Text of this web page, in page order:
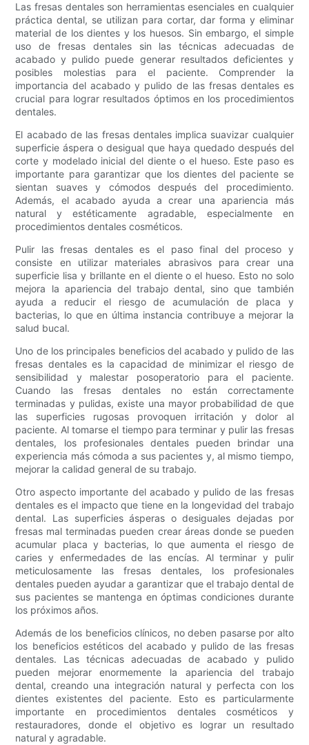
Las fresas dentales son herramientas esenciales en cualquier
práctica dental, se utilizan para cortar, dar forma y eliminar
material de los dientes y los huesos. Sin embargo, el simple
uso de fresas dentales sin las técnicas adecuadas de
acabado y pulido puede generar resultados deficientes y
posibles molestias para el paciente. Comprender la
importancia del acabado y pulido de las fresas dentales es
crucial para lograr resultados óptimos en los procedimientos
dentales.
El acabado de las fresas dentales implica suavizar cualquier
superficie áspera o desigual que haya quedado después del
corte y modelado inicial del diente o el hueso. Este paso es
importante para garantizar que los dientes del paciente se
sientan suaves y cómodos después del procedimiento.
Además, el acabado ayuda a crear una apariencia más
natural y estéticamente agradable, especialmente en
procedimientos dentales cosméticos.
Pulir las fresas dentales es el paso final del proceso y
consiste en utilizar materiales abrasivos para crear una
superficie lisa y brillante en el diente o el hueso. Esto no solo
mejora la apariencia del trabajo dental, sino que también
ayuda a reducir el riesgo de acumulación de placa y
bacterias, lo que en última instancia contribuye a mejorar la
salud bucal.
Uno de los principales beneficios del acabado y pulido de las
fresas dentales es la capacidad de minimizar el riesgo de
sensibilidad y malestar posoperatorio para el paciente.
Cuando las fresas dentales no están correctamente
terminadas y pulidas, existe una mayor probabilidad de que
las superficies rugosas provoquen irritación y dolor al
paciente. Al tomarse el tiempo para terminar y pulir las fresas
dentales, los profesionales dentales pueden brindar una
experiencia más cómoda a sus pacientes y, al mismo tiempo,
mejorar la calidad general de su trabajo.
Otro aspecto importante del acabado y pulido de las fresas
dentales es el impacto que tiene en la longevidad del trabajo
dental. Las superficies ásperas o desiguales dejadas por
fresas mal terminadas pueden crear áreas donde se pueden
acumular placa y bacterias, lo que aumenta el riesgo de
caries y enfermedades de las encías. Al terminar y pulir
meticulosamente las fresas dentales, los profesionales
dentales pueden ayudar a garantizar que el trabajo dental de
sus pacientes se mantenga en óptimas condiciones durante
los próximos años.
Además de los beneficios clínicos, no deben pasarse por alto
los beneficios estéticos del acabado y pulido de las fresas
dentales. Las técnicas adecuadas de acabado y pulido
pueden mejorar enormemente la apariencia del trabajo
dental, creando una integración natural y perfecta con los
dientes existentes del paciente. Esto es particularmente
importante en procedimientos dentales cosméticos y
restauradores, donde el objetivo es lograr un resultado
natural y agradable.